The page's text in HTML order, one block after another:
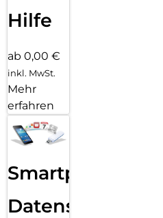
Hilfe
ab 0,00 €
inkl. MwSt.
Mehr
erfahren
Smartphone
Datensicherung